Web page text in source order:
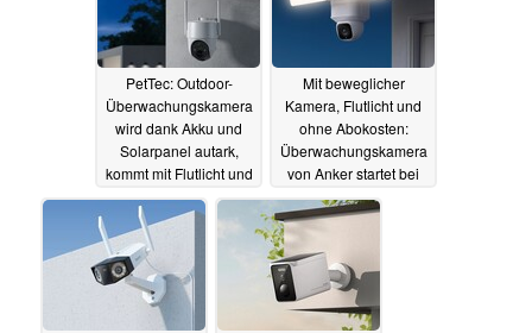
PetTec: Outdoor-
Überwachungskamera
wird dank Akku und
Solarpanel autark,
kommt mit Flutlicht und
Sirene19.02.2025
Mit beweglicher
Kamera, Flutlicht und
ohne Abokosten:
Überwachungskamera
von Anker startet bei
Amazon mit Rabatt
21.01.2025